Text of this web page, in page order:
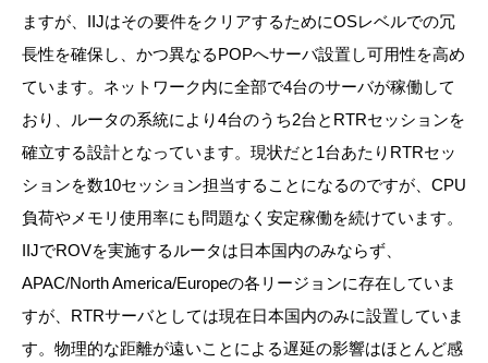
ますが、IIJはその要件をクリアするためにOSレベルでの冗
長性を確保し、かつ異なるPOPへサーバ設置し可用性を高め
ています。ネットワーク内に全部で4台のサーバが稼働して
おり、ルータの系統により4台のうち2台とRTRセッションを
確立する設計となっています。現状だと1台あたりRTRセッ
ションを数10セッション担当することになるのですが、CPU
負荷やメモリ使用率にも問題なく安定稼働を続けています。
IIJでROVを実施するルータは日本国内のみならず、
APAC/North America/Europeの各リージョンに存在していま
すが、RTRサーバとしては現在日本国内のみに設置していま
す。物理的な距離が遠いことによる遅延の影響はほとんど感